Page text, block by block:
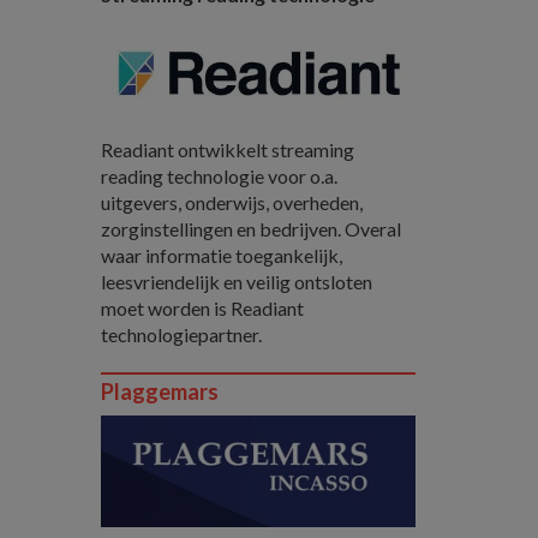
Readiant ontwikkelt streaming
reading technologie voor o.a.
uitgevers, onderwijs, overheden,
zorginstellingen en bedrijven. Overal
waar informatie toegankelijk,
leesvriendelijk en veilig ontsloten
moet worden is Readiant
technologiepartner.
Plaggemars